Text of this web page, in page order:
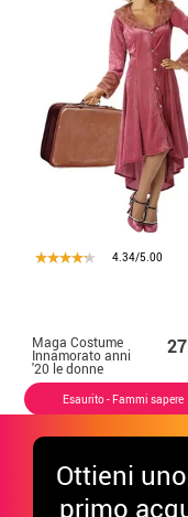
4.34/5.00
Maga Costume
Innamorato anni
'20 le donne
Esaurito - Fammi sapere
Ottieni
primo